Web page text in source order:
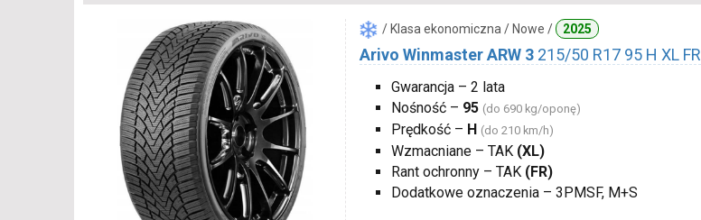
/ Klasa ekonomiczna / Nowe / 2025
Arivo Winmaster ARW 3 215/50 R17 95 H XL FR
Gwarancja – 2 lata
Nośność – 95 (do 690 kg/oponę)
Prędkość – H (do 210 km/h)
Wzmacniane – TAK (XL)
Rant ochronny – TAK (FR)
Dodatkowe oznaczenia – 3PMSF, M+S